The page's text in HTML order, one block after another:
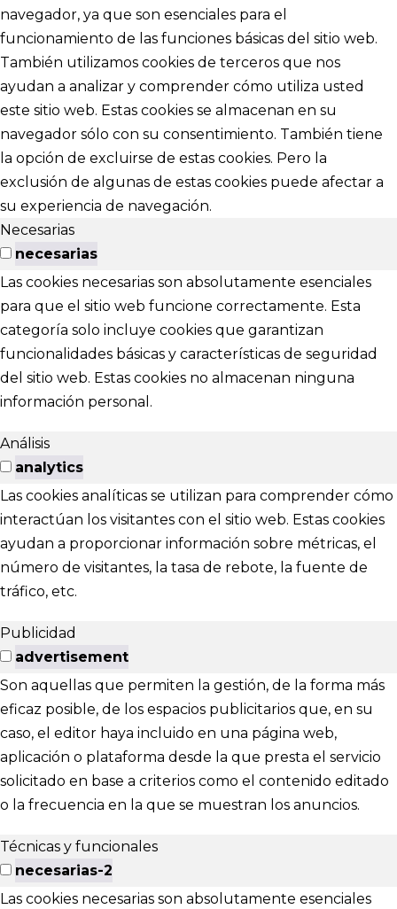
navegador, ya que son esenciales para el
funcionamiento de las funciones básicas del sitio web.
También utilizamos cookies de terceros que nos
ayudan a analizar y comprender cómo utiliza usted
este sitio web. Estas cookies se almacenan en su
navegador sólo con su consentimiento. También tiene
la opción de excluirse de estas cookies. Pero la
exclusión de algunas de estas cookies puede afectar a
su experiencia de navegación.
Necesarias
necesarias
Las cookies necesarias son absolutamente esenciales
para que el sitio web funcione correctamente. Esta
categoría solo incluye cookies que garantizan
funcionalidades básicas y características de seguridad
del sitio web. Estas cookies no almacenan ninguna
información personal.
Análisis
analytics
Las cookies analíticas se utilizan para comprender cómo
interactúan los visitantes con el sitio web. Estas cookies
ayudan a proporcionar información sobre métricas, el
número de visitantes, la tasa de rebote, la fuente de
tráfico, etc.
Publicidad
advertisement
Son aquellas que permiten la gestión, de la forma más
eficaz posible, de los espacios publicitarios que, en su
caso, el editor haya incluido en una página web,
aplicación o plataforma desde la que presta el servicio
solicitado en base a criterios como el contenido editado
o la frecuencia en la que se muestran los anuncios.
Técnicas y funcionales
necesarias-2
Las cookies necesarias son absolutamente esenciales